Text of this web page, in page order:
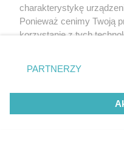
PIŁKA NOŻNA
Ile zapłacą za
charakterystykę
Ponieważ cenimy Twoją
korzystanie z tych
zmienić/wycofać klikając
znajdujący się w lewym
rodzaje przetwarzania
użytkownika, ale masz
przetwarzaniu.
PARTNERZY